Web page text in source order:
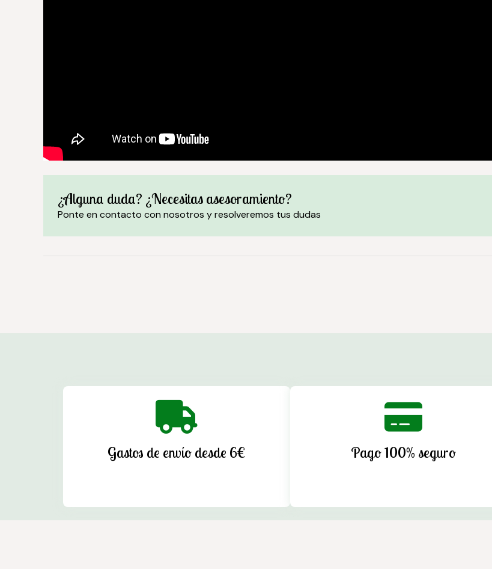
¿Alguna duda? ¿Necesitas asesoramiento?
Ponte en contacto con nosotros y resolveremos tus dudas
Gastos de envío desde 6€ Pago 100% seguro